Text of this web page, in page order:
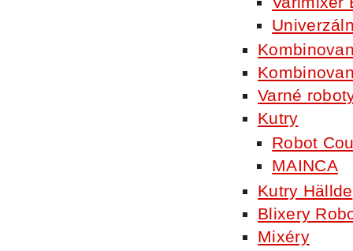
Varné
Kutry
Robot
MAINCA
Kutry Hällde
Blixery
Mixéry